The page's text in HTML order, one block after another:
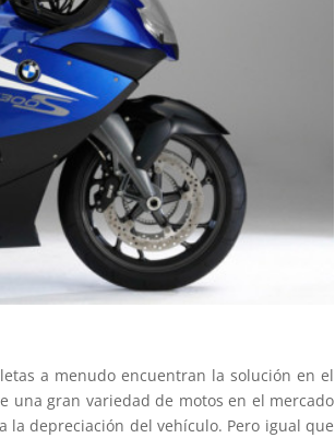
a menudo encuentran la solución en el
una gran variedad de motos en el mercado
la depreciación del vehículo. Pero igual que